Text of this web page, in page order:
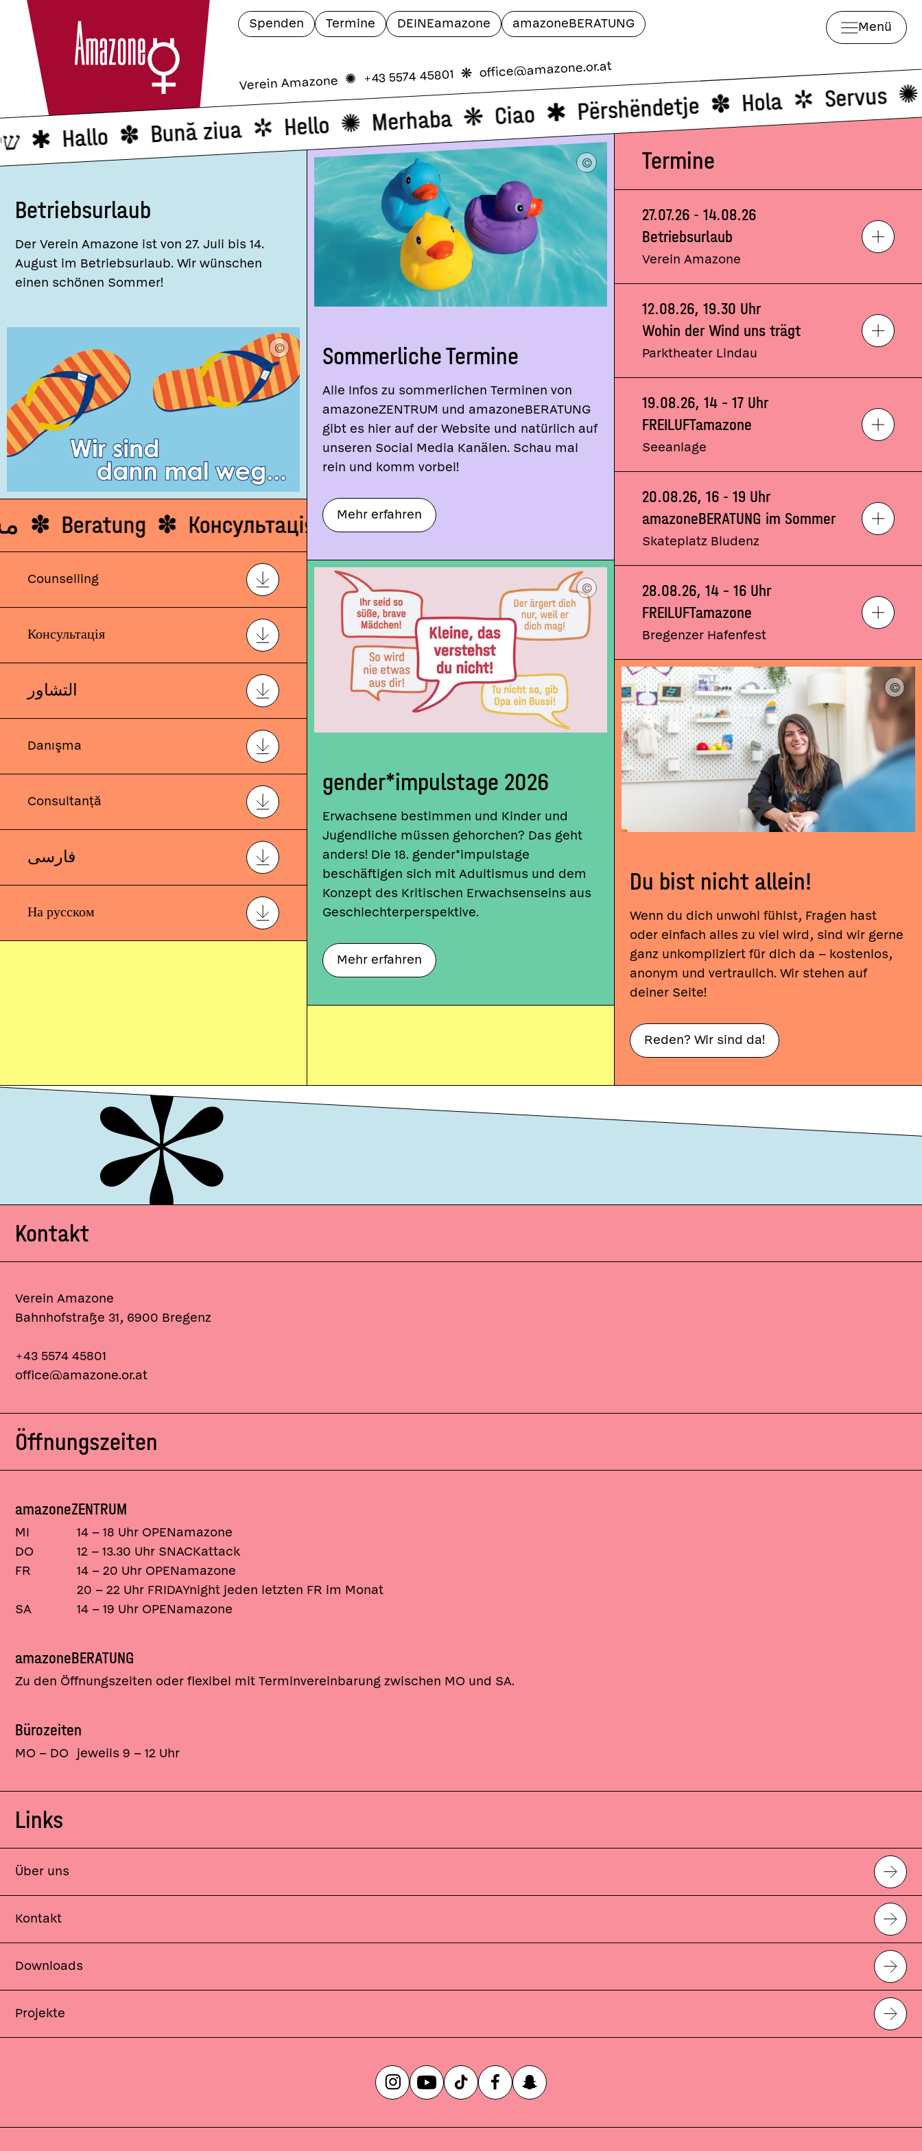
Spenden Termine DEINEamazone amazoneBERATUNG
Verein Amazone✺ +43 5574 45801 ❋office@amazone.or.at
Menü
Hallo Bună ziua Hello Merhaba Ciao Përshëndetje Hola Servus
Betriebsurlaub
Der Verein Amazone ist von 27. Juli bis 14.
August im Betriebsurlaub. Wir wünschen
einen schönen Sommer!
Beratung Консультація التشاور Counselling Consultanță
Counselling
Консультація
التشاور
Danışma
Consultanță
فارسی
На русском
Sommerliche Termine
Alle Infos zu sommerlichen Terminen von
amazoneZENTRUM und amazoneBERATUNG
gibt es hier auf der Website und natürlich auf
unseren Social Media Kanälen. Schau mal
rein und komm vorbei!
Mehr erfahren
gender*impulstage 2026
Erwachsene bestimmen und Kinder und
Jugendliche müssen gehorchen? Das geht
anders! Die 18. gender*impulstage
beschäftigen sich mit Adultismus und dem
Konzept des Kritischen Erwachsenseins aus
Geschlechterperspektive.
Mehr erfahren
Termine
27.07.26 - 14.08.26
Betriebsurlaub
Verein Amazone
12.08.26, 19.30 Uhr
Wohin der Wind uns trägt
Parktheater Lindau
19.08.26, 14 – 17 Uhr
FREILUFTamazone
Seeanlage
20.08.26, 16 - 19 Uhr
amazoneBERATUNG im Sommer
Skateplatz Bludenz
28.08.26, 14 – 16 Uhr
FREILUFTamazone
Bregenzer Hafenfest
Du bist nicht allein!
Wenn du dich unwohl fühlst, Fragen hast
oder einfach alles zu viel wird, sind wir gerne
ganz unkompliziert für dich da – kostenlos,
anonym und vertraulich. Wir stehen auf
deiner Seite!
Reden? Wir sind da!
Kontakt
Verein Amazone
Bahnhofstraße 31, 6900 Bregenz
+43 5574 45801
office@amazone.or.at
Öffnungszeiten
amazoneZENTRUM
MI
14 – 18 Uhr OPENamazone
DO
12 – 13.30 Uhr SNACKattack
FR
14 – 20 Uhr OPENamazone
20 – 22 Uhr FRIDAYnight jeden letzten FR im Monat
SA
14 – 19 Uhr OPENamazone
amazoneBERATUNG
Zu den Öffnungszeiten oder flexibel mit Terminvereinbarung zwischen MO und SA.
Bürozeiten
MO – DO jeweils 9 – 12 Uhr
Links
Über uns
Kontakt
Downloads
Projekte